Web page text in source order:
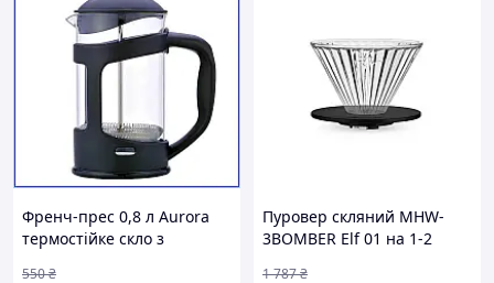
Френч-прес 0,8 л Aurora
термостійке скло з
550₴
Пуровер скляний MHW-
3BOMBER Elf 01 на 1-2
1 787₴